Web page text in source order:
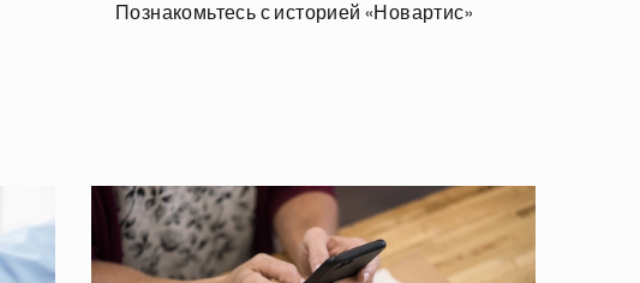
Познакомьтесь с историей «Новартис»